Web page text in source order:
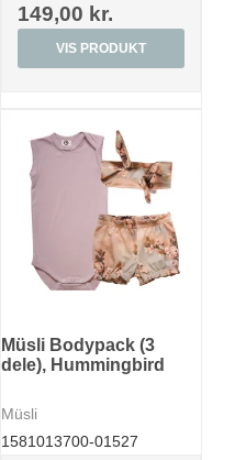
149,00 kr.
VIS PRODUKT
Müsli Bodypack (3
dele), Hummingbird
Müsli
1581013700-01527